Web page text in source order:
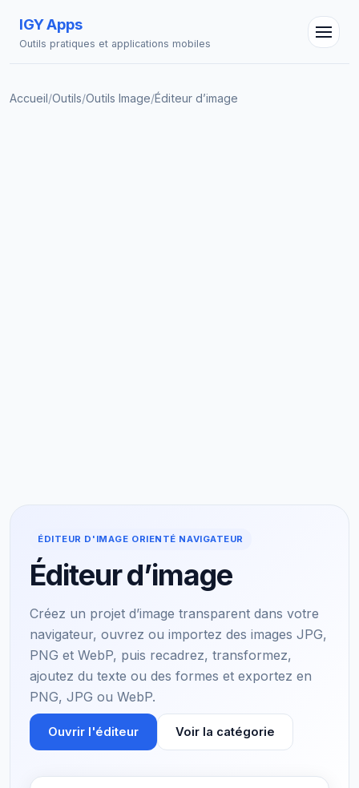
IGY Apps
Outils pratiques et applications mobiles
Accueil/Outils/Outils Image/Éditeur d’image
ÉDITEUR D'IMAGE ORIENTÉ NAVIGATEUR
Éditeur d’image
Créez un projet d’image transparent dans votre
navigateur, ouvrez ou importez des images JPG,
PNG et WebP, puis recadrez, transformez,
ajoutez du texte ou des formes et exportez en
PNG, JPG ou WebP.
Ouvrir l'éditeur Voir la catégorie